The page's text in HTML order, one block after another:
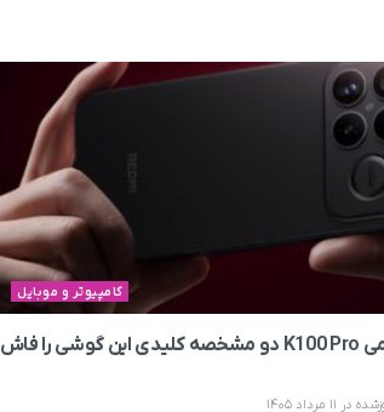
کامپیوتر و موبایل
پوستر جدید ردمی K100 Pro دو مشخصه کلیدی این گوشی را فاش